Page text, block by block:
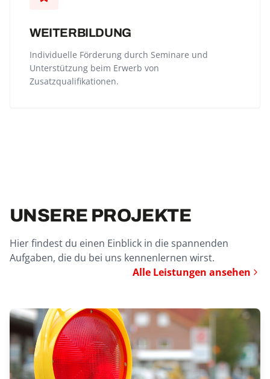
WEITERBILDUNG
Individuelle Förderung durch Seminare und
Unterstützung beim Erwerb von
Zusatzqualifikationen.
UNSERE PROJEKTE
Hier findest du einen Einblick in die spannenden
Aufgaben, die du bei uns kennenlernen wirst.
Alle Leistungen ansehen